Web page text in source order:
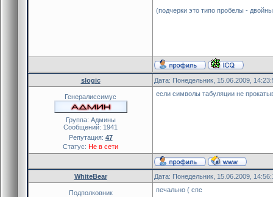
(подчерки это типо пробелы -
slogic Дата: Понедельник, 15.06.2009,
Генералиссимус
Группа: Админы
Сообщений: 1941
Репутация: 47
Статус: Не в сети
если символы табуляции не
WhiteBear Дата: Понедельник, 15.06.2009,
Подполковник печально ( спс